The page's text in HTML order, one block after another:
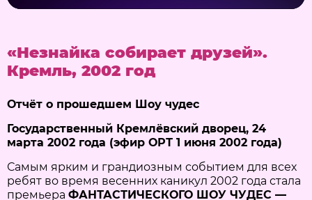
«Незнайка собирает друзей».
Кремль, 2002 год
Отчёт о прошедшем Шоу чудес
Государственный Кремлёвский дворец, 24
марта 2002 года (эфир ОРТ 1 июня 2002 года)
Самым ярким и грандиозным событием для всех
ребят во время весенних каникул 2002 года стала
премьера ФАНТАСТИЧЕСКОГО ШОУ ЧУДЕС —